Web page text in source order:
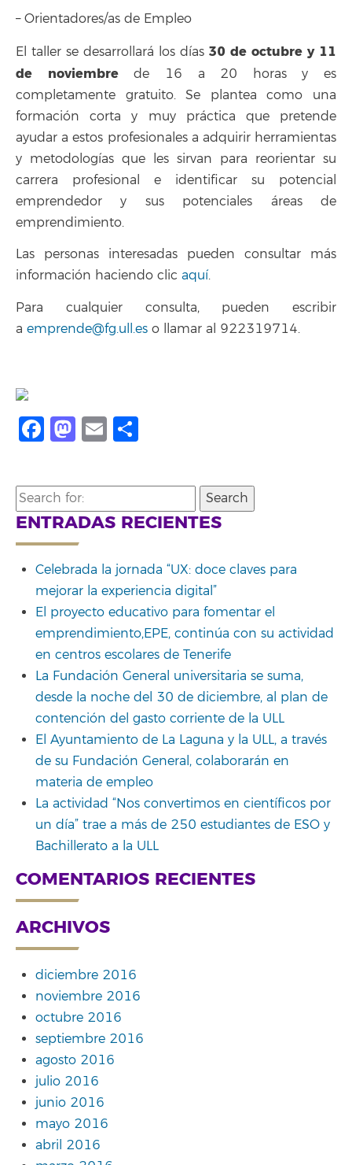
– Orientadores/as de Empleo
El taller se desarrollará los días 30 de octubre y 11
de noviembrede 16 a 20 horas y es
completamente gratuito. Se plantea como una
formación corta y muy práctica que pretende
ayudar a estos profesionales a adquirir herramientas
y metodologías que les sirvan para reorientar su
carrera profesional e identificar su potencial
emprendedor y sus potenciales áreas de
emprendimiento.
Las personas interesadas pueden consultar más
información haciendo clic aquí.
Para cualquier consulta, pueden escribir
a emprende@fg.ull.es o llamar al 922319714.
Facebook
Mastodon
Email
Search
for:
ENTRADAS RECIENTES
Celebrada la jornada “UX: doce claves para
mejorar la experiencia digital”
El proyecto educativo para fomentar el
emprendimiento,EPE, continúa con su actividad
en centros escolares de Tenerife
La Fundación General universitaria se suma,
desde la noche del 30 de diciembre, al plan de
contención del gasto corriente de la ULL
El Ayuntamiento de La Laguna y la ULL, a través
de su Fundación General, colaborarán en
materia de empleo
La actividad “Nos convertimos en científicos por
un día” trae a más de 250 estudiantes de ESO y
Bachillerato a la ULL
COMENTARIOS RECIENTES
ARCHIVOS
diciembre 2016
noviembre 2016
octubre 2016
septiembre 2016
agosto 2016
julio 2016
junio 2016
mayo 2016
abril 2016